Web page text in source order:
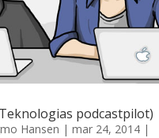
podcastpilot)
Hansen | mar 24, 2014|